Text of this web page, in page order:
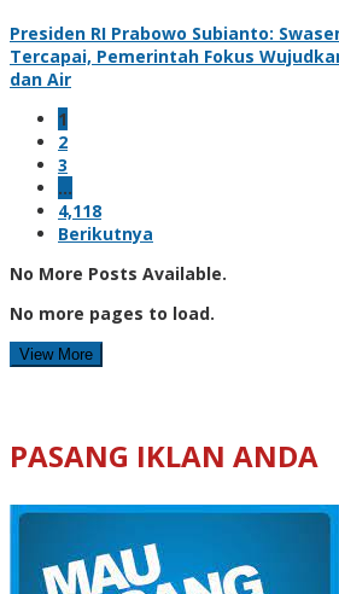
Presiden RI Prabowo Subianto:
Tercapai, Pemerintah Fokus
dan Air
1
2
3
…
4,118
Berikutnya
No More Posts Available.
No more pages to load.
View More
PASANG IKLAN ANDA